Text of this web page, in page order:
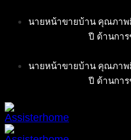
Skip
นายหน้าขายบ้าน คุณภาพ
ปี ด้านกา
นายหน้าขายบ้าน คุณภาพ
ปี ด้านกา